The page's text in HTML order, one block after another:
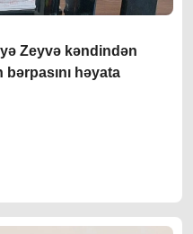
Zeyvə kəndindən
həyata